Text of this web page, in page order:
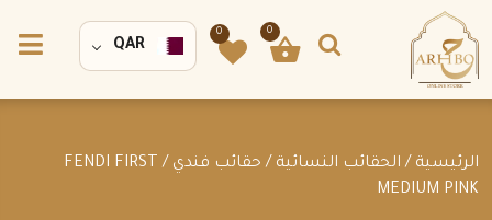
0
0
QAR
الرئيسية / الحقائب النسائية / حقائب فندي
/ FENDI FIRST
MEDIUM PINK